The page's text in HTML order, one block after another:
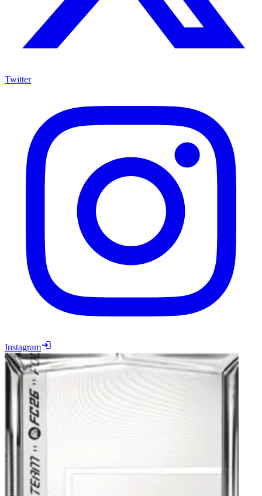
Twitter
Instagram